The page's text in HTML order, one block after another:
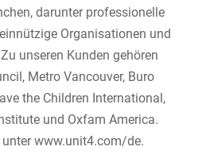
darunter professionelle
Organisationen und
unseren Kunden gehören
Metro Vancouver, Buro
the Children International,
und Oxfam America.
www.unit4.com/de.